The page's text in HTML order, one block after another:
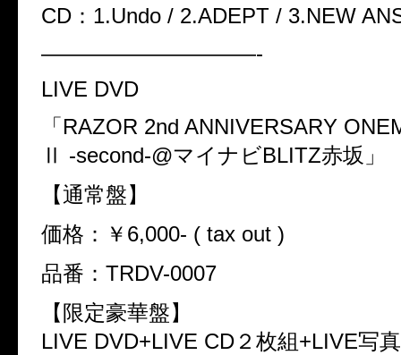
CD：1.Undo / 2.ADEPT / 3.NEW
——————————-
LIVE DVD
「RAZOR 2nd ANNIVERSARY
Ⅱ -second-@マイナビBLITZ赤坂」
【通常盤】
価格：￥6,000- ( tax out )
品番：TRDV-0007
【限定豪華盤】
LIVE DVD+LIVE CD２枚組+LIVE写